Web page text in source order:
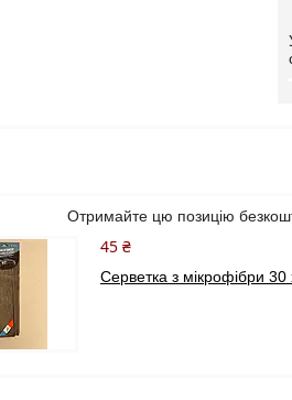
Отримайте цю позицію
45 ₴
Серветка з мікрофібри 30